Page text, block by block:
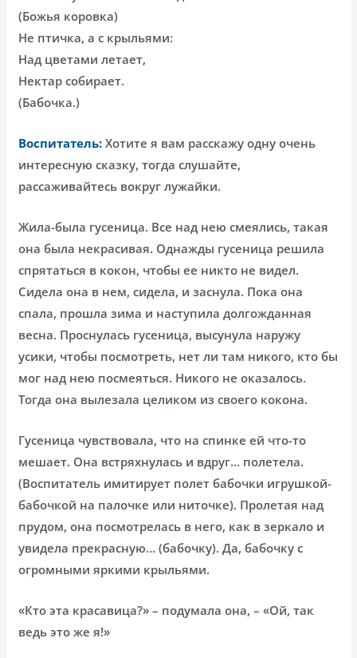
(Божья коровка)
Не птичка, а с крыльями:
Над цветами летает,
Нектар собирает.
(Бабочка.)
Воспитатель: Хотите я вам расскажу одну очень
интересную сказку, тогда слушайте,
рассаживайтесь вокруг лужайки.
Жила-была гусеница. Все над нею смеялись, такая
она была некрасивая. Однажды гусеница решила
спрятаться в кокон, чтобы ее никто не видел.
Сидела она в нем, сидела, и заснула. Пока она
спала, прошла зима и наступила долгожданная
весна. Проснулась гусеница, высунула наружу
усики, чтобы посмотреть, нет ли там никого, кто бы
мог над нею посмеяться. Никого не оказалось.
Тогда она вылезала целиком из своего кокона.
Гусеница чувствовала, что на спинке ей что-то
мешает. Она встряхнулась и вдруг… полетела.
(Воспитатель имитирует полет бабочки игрушкой-
бабочкой на палочке или ниточке). Пролетая над
прудом, она посмотрелась в него, как в зеркало и
увидела прекрасную… (бабочку). Да, бабочку с
огромными яркими крыльями.
«Кто эта красавица?» – подумала она, – «Ой, так
ведь это же я!»